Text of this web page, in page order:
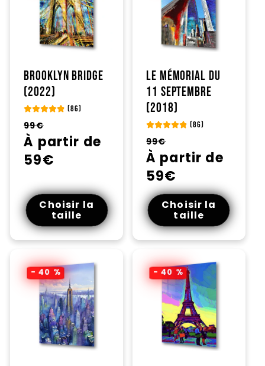
Brooklyn Bridge
(2022)
(86)
Prix
habituel
99€
promotionnel
À partir de
59€
Choisir la
taille
Le mémorial du
11 septembre
(2018)
(86)
Prix
habituel
99€
promotionnel
À partir de
59€
Choisir la
taille
- 40 % - 40 %